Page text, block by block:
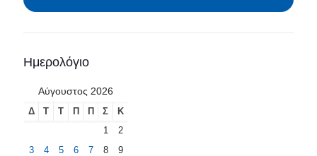
Ημερολόγιο
Αύγουστος 2026
Δ Τ Τ Π Π Σ
Κ
1
2
3
4 5 6 7 8
9